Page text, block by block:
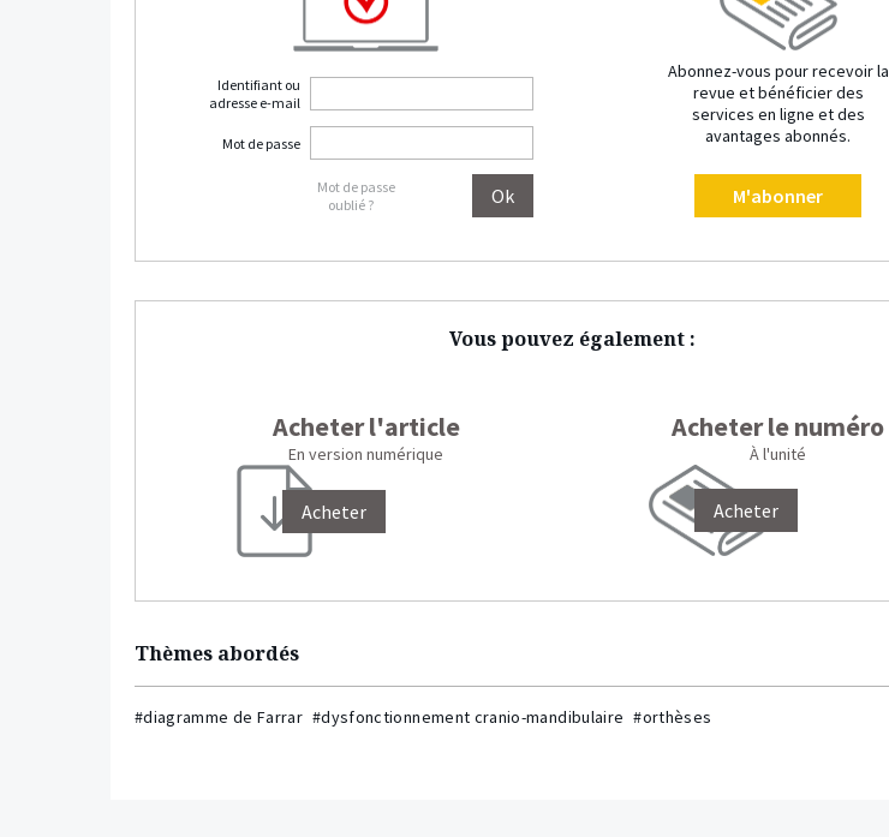
Identifiant ou
adresse e-mail
Mot de passe
Mot de passe
oublié ?
Abonnez-vous pour recevoir la
revue et bénéficier des
services en ligne et des
avantages abonnés.
M'abonner
Vous pouvez également :
Acheter l'article
En version numérique
Acheter
Acheter le numéro
À l'unité
Acheter
Thèmes abordés
#diagramme de Farrar #dysfonctionnement cranio-mandibulaire #orthèses